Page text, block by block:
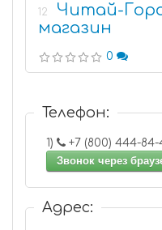
12
Читай-
магазин
0
Телефон:
1)
+7 (800) 444-
Звонок через
Адрес: